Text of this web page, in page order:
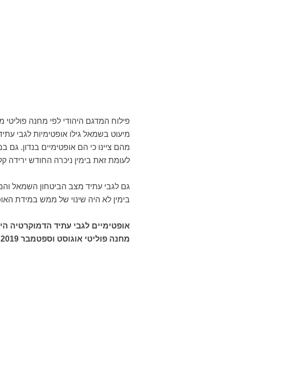
פילוח המדגם היהודי לפי מחנה
מיעוט בשמאל גילו אופטימיות לגבי
מהם ציינו כי הם אופטימיים בנדון. גם
לעומת זאת בימין ניכרה החודש ירידה
גם לגבי עתיד מצב הביטחון השמאל
בימין לא היה שינוי של ממש במידת
אופטימיים לגבי עתיד הדמוקרטיה
מחנה פוליטי אוגוסט וספטמבר 2019 (%, יהודים)